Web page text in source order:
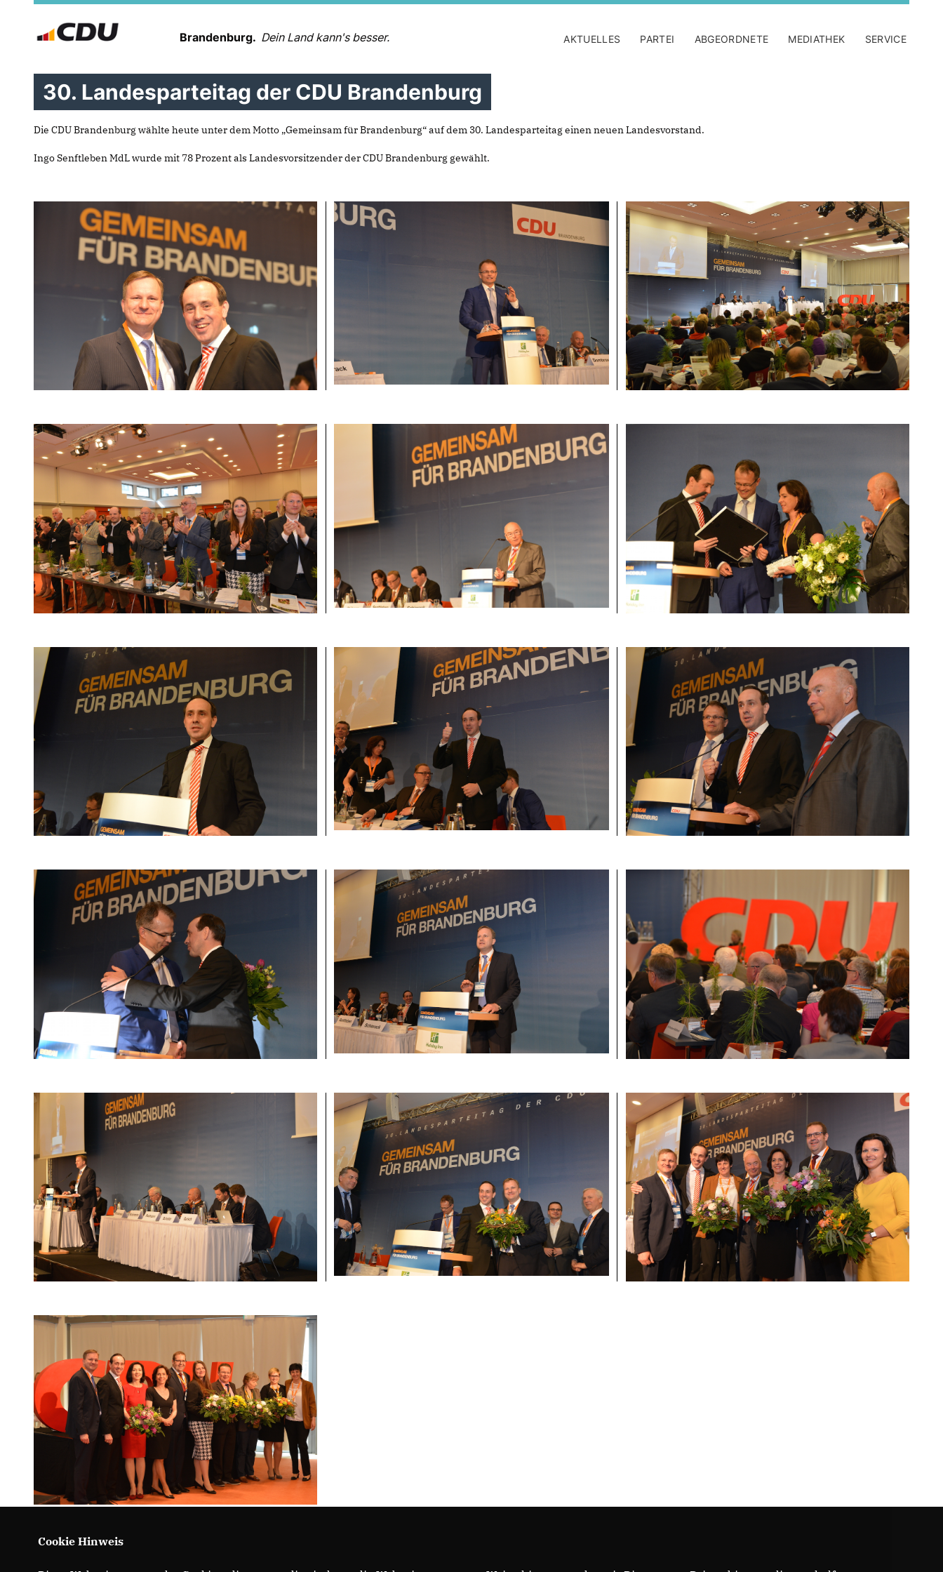
Brandenburg. Dein Land kann's besser. AKTUELLES PARTEI ABGEORDNETE MEDIATHEK SERVICE
30. Landesparteitag der CDU Brandenburg
Die CDU Brandenburg wählte heute unter dem Motto „Gemeinsam für Brandenburg“ auf dem 30. Landesparteitag einen neuen Landesvorstand.
Ingo Senftleben MdL wurde mit 78 Prozent als Landesvorsitzender der CDU Brandenburg gewählt.
Cookie Hinweis